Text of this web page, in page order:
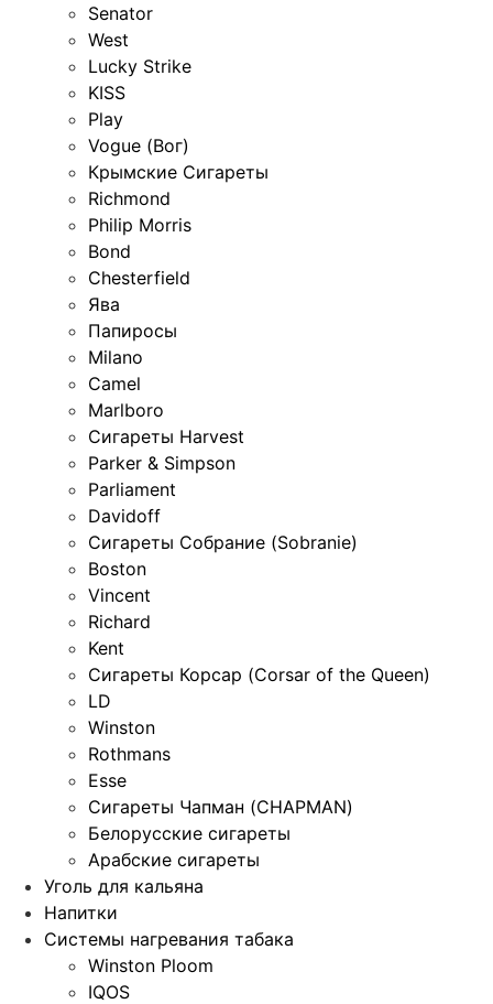
Senator
West
Lucky Strike
KISS
Play
Vogue (Вог)
Крымские Сигареты
Richmond
Philip Morris
Bond
Chesterfield
Ява
Папиросы
Milano
Camel
Marlboro
Сигареты Harvest
Parker & Simpson
Parliament
Davidoff
Сигареты Собрание (Sobranie)
Boston
Vincent
Richard
Kent
Сигареты Корсар (Corsar of the Queen)
LD
Winston
Rothmans
Esse
Сигареты Чапман (CHAPMAN)
Белорусские сигареты
Арабские сигареты
Уголь для кальяна
Напитки
Системы нагревания табака
Winston Ploom
IQOS